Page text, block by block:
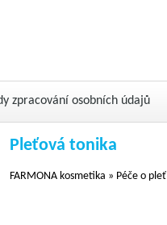
zpracování osobních údajů
Pleťová tonika
FARMONA kosmetika » Péče o pleť